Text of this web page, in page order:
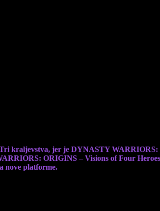
kraljevstva, jer je DYNASTY WARRIORS:
ORIGINS – Visions of Four
nove platforme.